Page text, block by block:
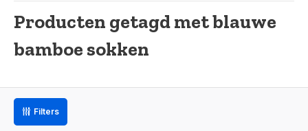
Producten getagd met blauwe
bamboe sokken
Filters